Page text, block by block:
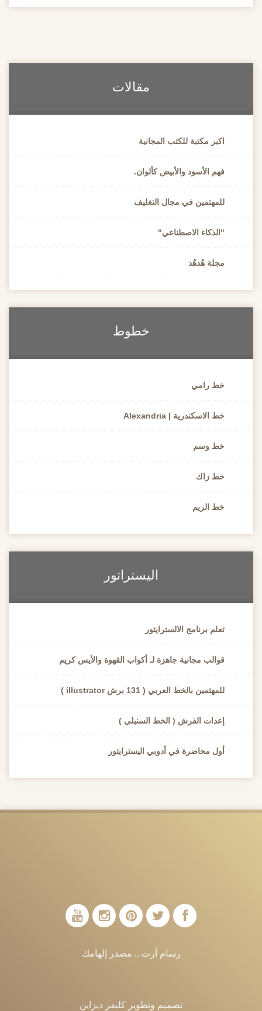
مقالات
اكبر مكتبة للكتب المجانية
فهم الأسود والأبيض كألوان.
للمهتمين في مجال التغليف
"الذكاء الاصطناعي"
مجلة هُدهُد
خطوط
خط رامي
خط الاسكندرية | Alexandria
خط وسم
خط زاك
خط الريم
اليستراتور
تعلم برنامج الالسترايتور
قوالب مجانية جاهزة لـ أكواب القهوة والأيس كريم
للمهتمين بالخط العربي ( 131 برش illustrator )
إعدات الفرش ( الخط السنبلي )
أول محاضرة في أدوبي اليسترايتور
رسام آرت .. مصدر إلهامك
تصميم وتطوير كليفر ديزاين